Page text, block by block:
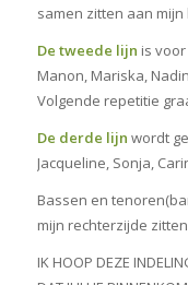
samen zitten aan
De tweede lijn is voor
Manon, Mariska,
Volgende repetitie
De derde lijn wordt
Jacqueline, Sonja,
Bassen en
mijn rechterzijde
IK HOOP DEZE